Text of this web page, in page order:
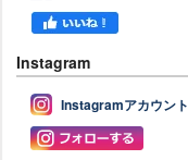
Instagram
Instagramアカウント